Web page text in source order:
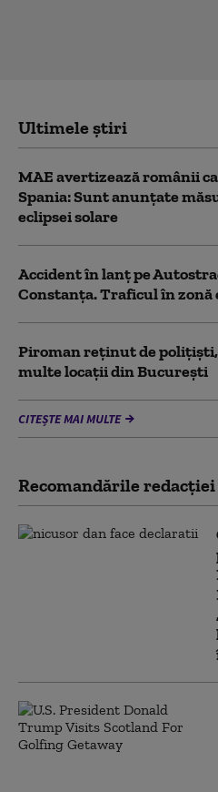
Ultimele știri
MAE avertizează românii
Spania: Sunt anunțate
eclipsei solare
Accident în lanț pe
Constanța. Traficul în
Piroman reţinut de
multe locaţii din București
CITEȘTE MAI MULTE
Recomandările redacţiei